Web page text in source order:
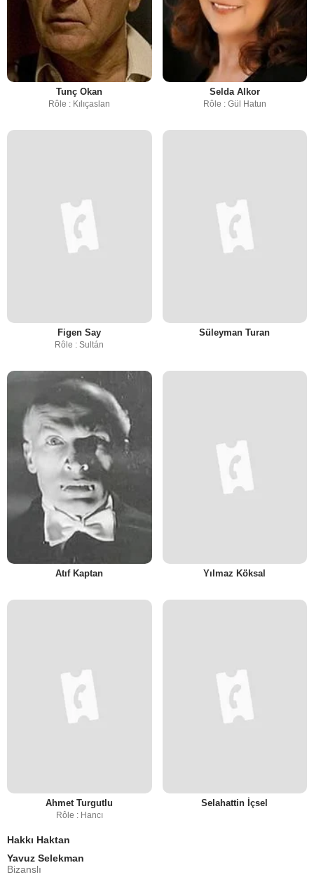
Tunç Okan
Rôle : Kılıçaslan
Selda Alkor
Rôle : Gül Hatun
Figen Say
Rôle : Sultán
Süleyman Turan
Atıf Kaptan Yılmaz Köksal
Ahmet Turgutlu
Rôle : Hancı
Selahattin İçsel
Hakkı Haktan
Yavuz Selekman
Bizanslı